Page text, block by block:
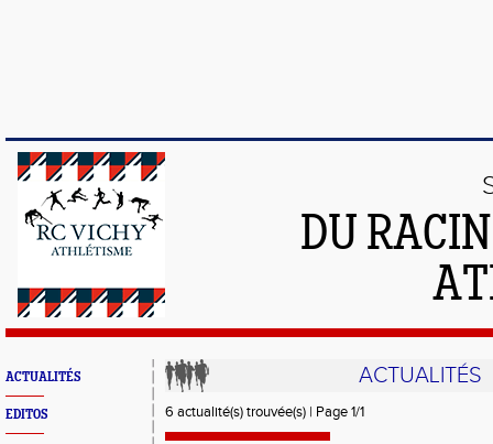
DU
ACTUALITÉS
EDITOS
ACTUALITÉS
6 actualité(s) trouvée(s) | Page 1/1